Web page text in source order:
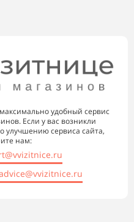
удобный сервис
Если у вас возникли
улучшению сервиса сайта,
нам: